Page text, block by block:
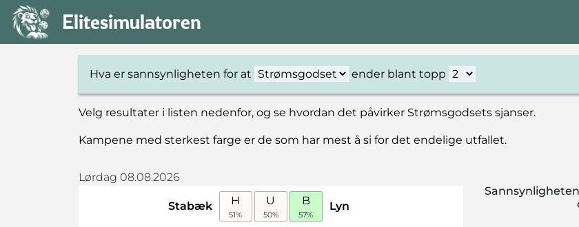
Elitesimulatoren
Hva er sannsynligheten for at ender blant topp
Velg resultater i listen nedenfor, og se hvordan det påvirker Strømsgodsets sjanser.
Kampene med sterkest farge er de som har mest å si for det endelige utfallet.
Lørdag 08.08.2026
Stabæk H
51%
U
50%
B
57%
Lyn